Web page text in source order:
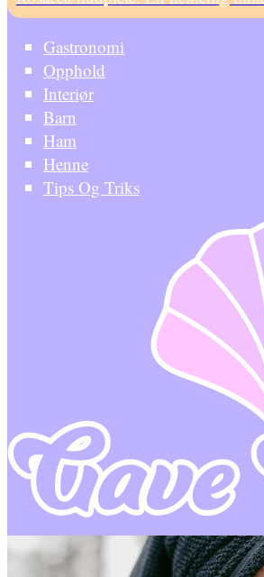
Gastronomi
Opphold
Interiør
Barn
Ham
Henne
Tips Og Triks